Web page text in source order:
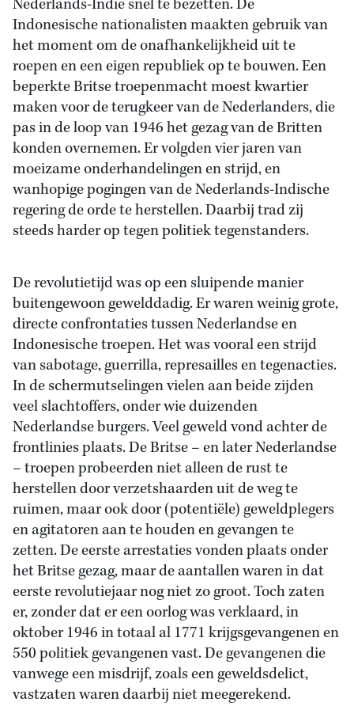
Nederlands-Indië snel te bezetten. De
Indonesische nationalisten maakten gebruik van
het moment om de onafhankelijkheid uit te
roepen en een eigen republiek op te bouwen. Een
beperkte Britse troepenmacht moest kwartier
maken voor de terugkeer van de Nederlanders, die
pas in de loop van 1946 het gezag van de Britten
konden overnemen. Er volgden vier jaren van
moeizame onderhandelingen en strijd, en
wanhopige pogingen van de Nederlands-Indische
regering de orde te herstellen. Daarbij trad zij
steeds harder op tegen politiek tegenstanders.
De revolutietijd was op een sluipende manier
buitengewoon gewelddadig. Er waren weinig grote,
directe confrontaties tussen Nederlandse en
Indonesische troepen. Het was vooral een strijd
van sabotage, guerrilla, represailles en tegenacties.
In de schermutselingen vielen aan beide zijden
veel slachtoffers, onder wie duizenden
Nederlandse burgers. Veel geweld vond achter de
frontlinies plaats. De Britse – en later Nederlandse
– troepen probeerden niet alleen de rust te
herstellen door verzetshaarden uit de weg te
ruimen, maar ook door (potentiële) geweldplegers
en agitatoren aan te houden en gevangen te
zetten. De eerste arrestaties vonden plaats onder
het Britse gezag, maar de aantallen waren in dat
eerste revolutiejaar nog niet zo groot. Toch zaten
er, zonder dat er een oorlog was verklaard, in
oktober 1946 in totaal al 1771 krijgsgevangenen en
550 politiek gevangenen vast. De gevangenen die
vanwege een misdrijf, zoals een geweldsdelict,
vastzaten waren daarbij niet meegerekend.